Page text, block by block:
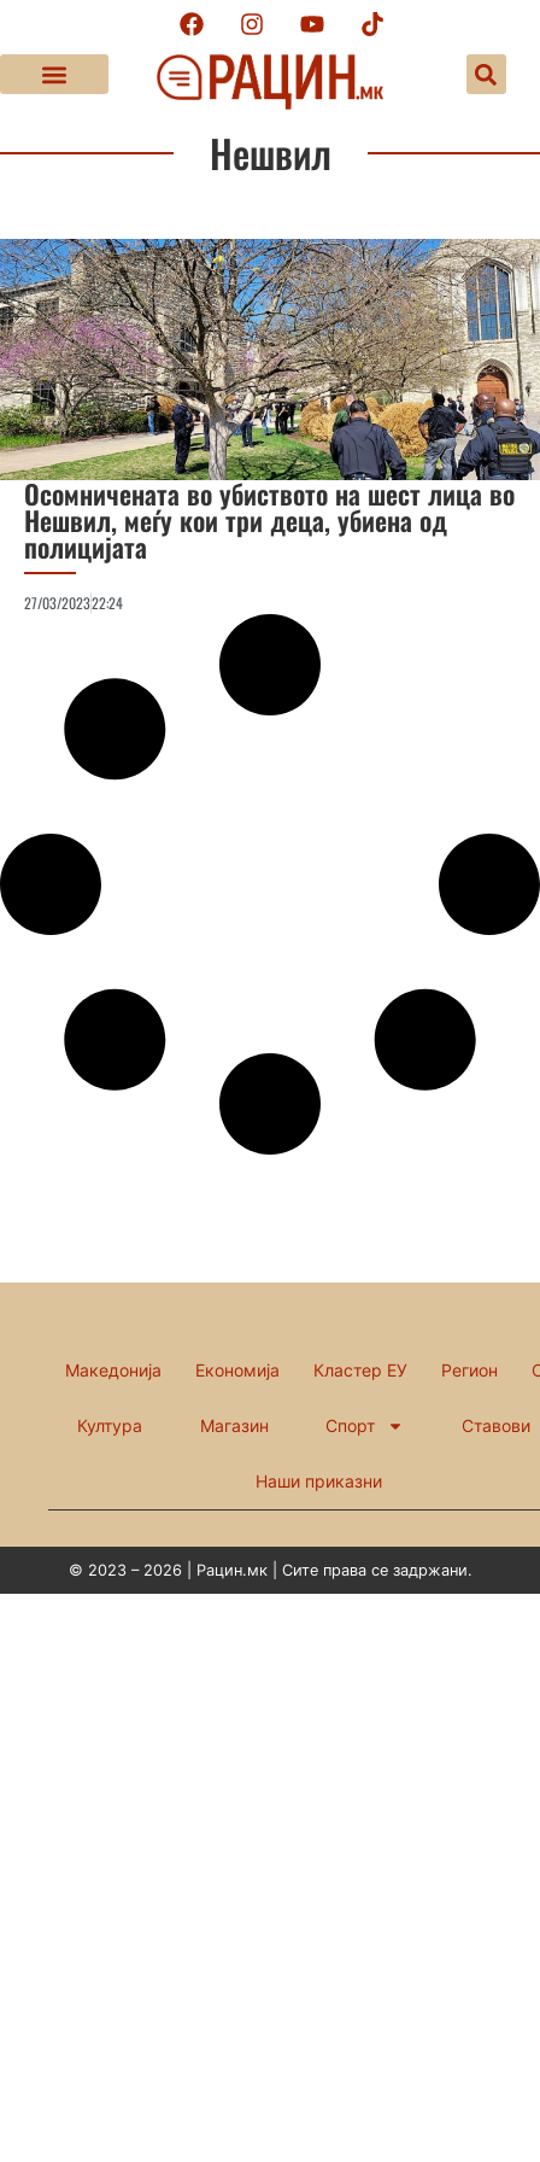
Нешвил
Осомничената во убиството на шест лица во
Нешвил, меѓу кои три деца, убиена од
полицијата
27/03/202322:24
Македонија Економија Кластер ЕУ Регион
Култура Магазин Спорт Ставови
Наши приказни
© 2023 – 2026 | Рацин.мк | Сите права се задржани.